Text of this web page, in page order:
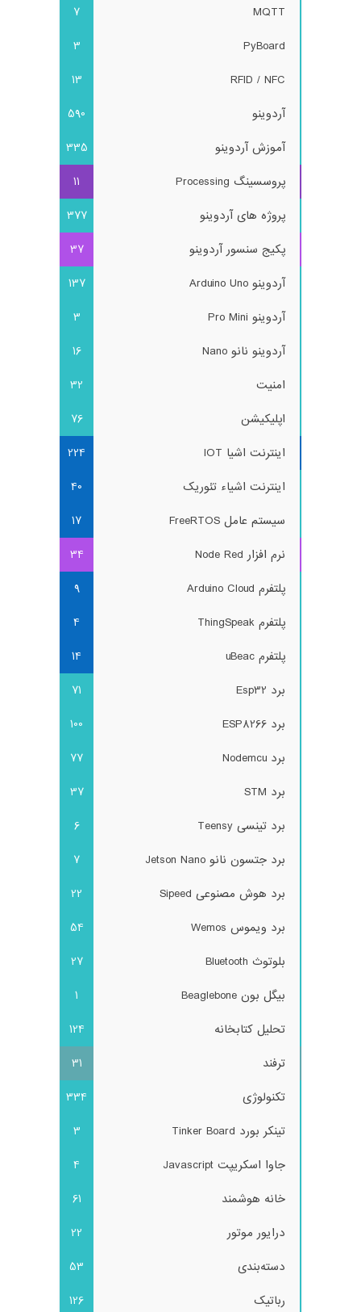
MQTT
7
PyBoard
3
RFID / NFC
13
آردوینو
590
آموزش آردوینو
335
پروسسینگ Processing
11
پروژه های آردوینو
377
پکیج سنسور آردوینو
37
آردوینو Arduino Uno
137
آردوینو Pro Mini
3
آردوینو نانو Nano
16
امنیت
32
اپلیکیشن
76
اینترنت اشیا IOT
224
اینترنت اشیاء تئوریک
40
سیستم عامل FreeRTOS
17
نرم افزار Node Red
34
پلتفرم Arduino Cloud
9
پلتفرم ThingSpeak
4
پلتفرم uBeac
14
برد Esp32
71
برد ESP8266
100
برد Nodemcu
77
برد STM
37
برد تینسی Teensy
6
برد جتسون نانو Jetson Nano
7
برد هوش مصنوعی Sipeed
22
برد ویموس Wemos
54
بلوتوث Bluetooth
27
بیگل بون Beaglebone
1
تحلیل کتابخانه
124
ترفند
31
تکنولوژی
334
تینکر بورد Tinker Board
3
جاوا اسکریپت Javascript
4
خانه هوشمند
61
درایور موتور
22
دسته‌بندی
53
رباتیک
126